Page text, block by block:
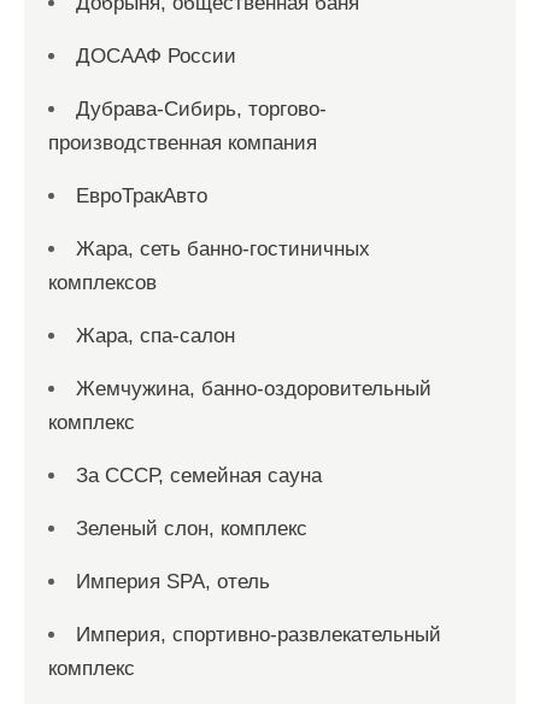
ДОСААФ России
Дубрава-Сибирь, торгово-
производственная компания
ЕвроТракАвто
Жара, сеть банно-гостиничных
комплексов
Жара, спа-салон
Жемчужина, банно-оздоровительный
комплекс
За СССР, семейная сауна
Зеленый слон, комплекс
Империя SPA, отель
Империя, спортивно-развлекательный
комплекс